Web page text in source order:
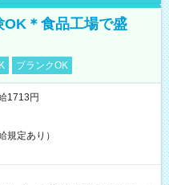
＊食品工場で盛
ブランクOK
1713円
規定あり）